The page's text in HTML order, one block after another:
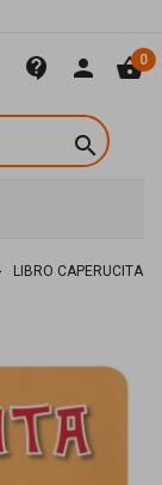
contact_support person shopping_basket0

LIBRO CAPERUCITA